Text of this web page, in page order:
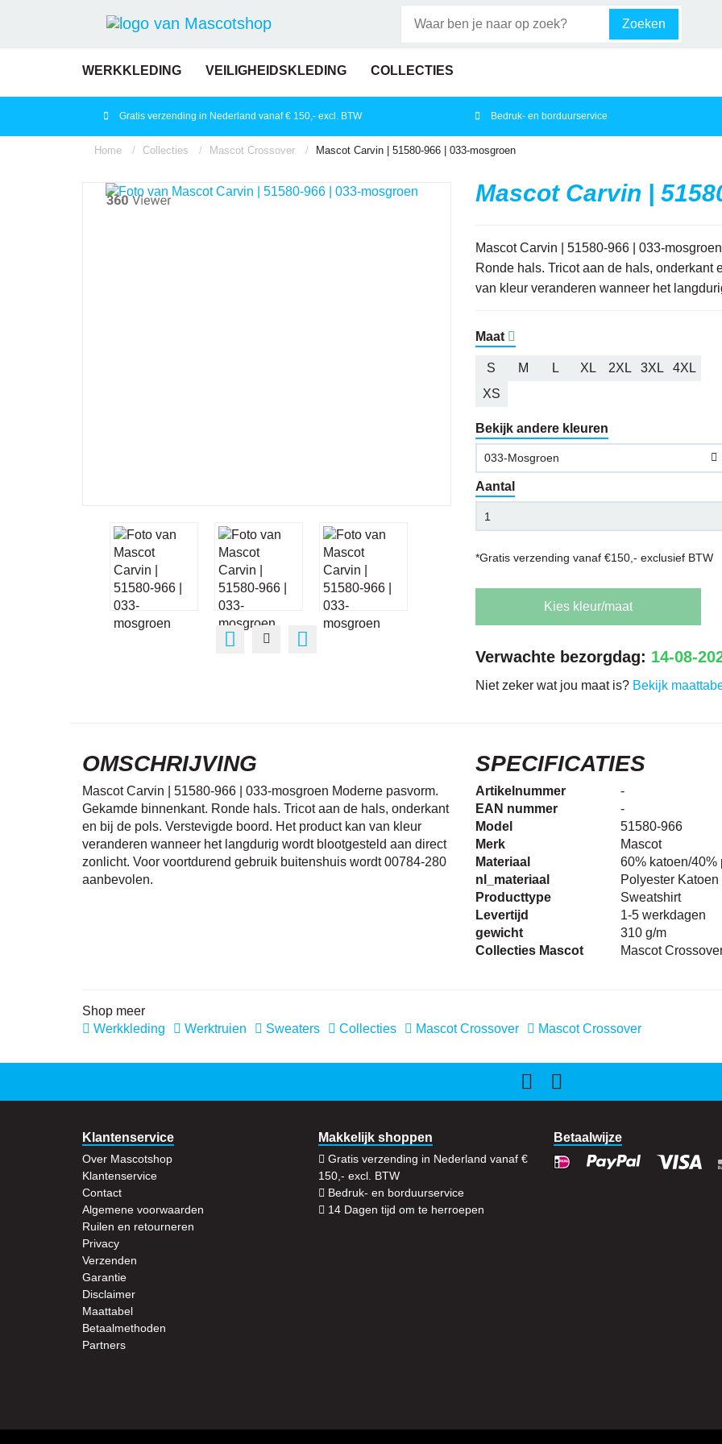
Zoeken
WERKKLEDING VEILIGHEIDSKLEDING COLLECTIES
Gratis verzending in Nederland vanaf € 150,- excl. BTW Bedruk- en borduurservice
Home Collecties Mascot Crossover Mascot Carvin | 51580-966 | 033-mosgroen
Mascot Carvin |
Mascot Carvin | 51580-966 | 033-
Ronde hals. Tricot aan de hals, onderkant
van kleur veranderen wanneer het
Maat
S M L XL 2XL 3XL
4XL
XS
Bekijk andere kleuren
033-Mosgroen
Aantal
*Gratis verzending vanaf €150,- exclusief BTW
Kies kleur/maat
Verwachte bezorgdag: 14-08-
Niet zeker wat jou maat is? Bekijk
OMSCHRIJVING
Mascot Carvin | 51580-966 | 033-mosgroen Moderne pasvorm.
Gekamde binnenkant. Ronde hals. Tricot aan de hals, onderkant
en bij de pols. Verstevigde boord. Het product kan van kleur
veranderen wanneer het langdurig wordt blootgesteld aan direct
zonlicht. Voor voortdurend gebruik buitenshuis wordt 00784-280
aanbevolen.
SPECIFICATIES
Artikelnummer
-
EAN nummer
-
Model
51580-966
Merk
Mascot
Materiaal
60% katoen/40%
nl_materiaal
Polyester Katoen
Producttype
Sweatshirt
Levertijd
1-5 werkdagen
gewicht
310 g/m
Collecties Mascot
Mascot
Shop meer
Werkkleding
Werktruien Sweaters Collecties Mascot Crossover Mascot Crossover
Klantenservice
Over Mascotshop
Klantenservice
Contact
Algemene voorwaarden
Ruilen en retourneren
Privacy
Verzenden
Garantie
Disclaimer
Maattabel
Betaalmethoden
Partners
Makkelijk shoppen
Gratis verzending in Nederland vanaf €
150,- excl. BTW
Bedruk- en borduurservice
14 Dagen tijd om te herroepen
Betaalwijze